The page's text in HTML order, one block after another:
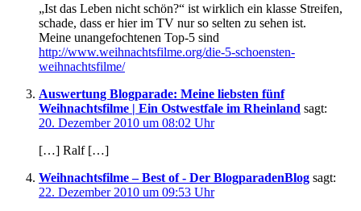
„Ist das Leben nicht schön?“ ist wirklich ein klasse Streifen,
schade, dass er hier im TV nur so selten zu sehen ist.
Meine unangefochtenen Top-5 sind
http://www.weihnachtsfilme.org/die-5-schoensten-
weihnachtsfilme/
Auswertung Blogparade: Meine liebsten fünf
Weihnachtsfilme | Ein Ostwestfale im Rheinland sagt:
20. Dezember 2010 um 08:02 Uhr
[…] Ralf […]
Weihnachtsfilme – Best of - Der BlogparadenBlog sagt:
22. Dezember 2010 um 09:53 Uhr